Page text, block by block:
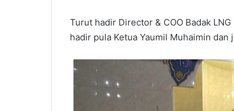
Turut hadir Director & COO Badak
hadir pula Ketua Yaumil Muhaimin dan